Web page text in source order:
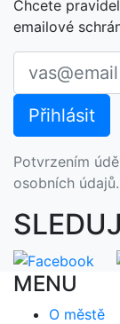
Chcete
emailové
Potvrzením
osobních údajů.
MENU
O městě